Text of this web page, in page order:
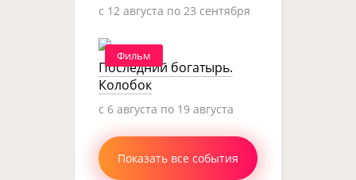
c 12 августа по 23 сентября
Фильм
Последний богатырь.
Колобок
c 6 августа по 19 августа
Показать все события